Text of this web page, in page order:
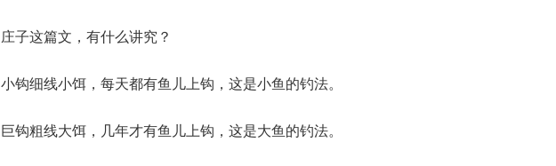
庄子这篇文，有什么讲究？
小钩细线小饵，每天都有鱼儿上钩，这是小鱼的钓法。
巨钩粗线大饵，几年才有鱼儿上钩，这是大鱼的钓法。